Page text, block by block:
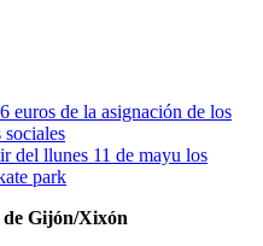
euros de la asignación de los
sociales
del llunes 11 de mayu los
park
Gijón/Xixón